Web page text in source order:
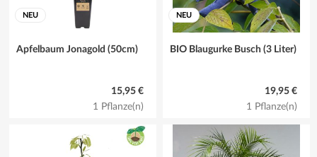
NEU
Apfelbaum Jonagold (50cm)
15,95 €
1 Pflanze(n)
NEU
BIO Blaugurke Busch (3 Liter)
19,95 €
1 Pflanze(n)